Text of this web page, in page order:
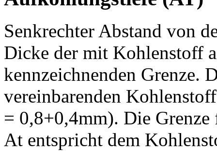
Senkrechter Abstand von
Dicke der mit Kohlenstoff
kennzeichnenden Grenze.
vereinbarenden
= 0,8+0,4mm). Die
At entspricht dem